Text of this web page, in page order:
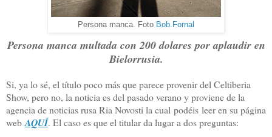
Persona manca. Foto Bob.Fornal
Persona manca multada con 200 dolares por aplaudir en
Bielorrusia.
Si, ya lo sé, el título poco más que parece provenir del Celtiberia
Show, pero no, la noticia es del pasado verano y proviene de la
agencia de noticias rusa Ria Novosti la cual podéis leer en su página
web AQUÍ. El caso es que el titular da lugar a dos preguntas: